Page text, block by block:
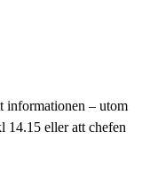
informationen – utom
14.15 eller att chefen